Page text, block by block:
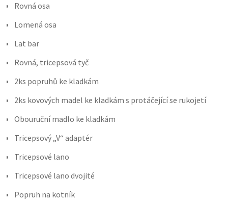
Rovná osa
Lomená osa
Lat bar
Rovná, tricepsová tyč
2ks popruhů ke kladkám
2ks kovových madel ke kladkám s protáčející se rukojetí
Obouruční madlo ke kladkám
Tricepsový „V“ adaptér
Tricepsové lano
Tricepsové lano dvojité
Popruh na kotník